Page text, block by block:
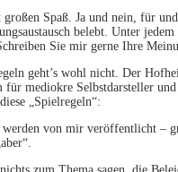
großen Spaß. Ja und nein, für
belebt. Unter
Sie mir gerne Ihre
geht’s wohl nicht. Der
mediokre Selbstdarsteller und
„Spielregeln“:
von mir veröffentlicht –